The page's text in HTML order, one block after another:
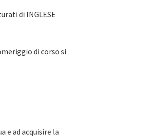
di INGLESE
di corso si
e ad acquisire la